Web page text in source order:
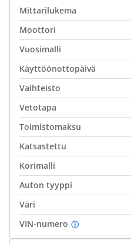
Mittarilukema
Moottori
Vuosimalli
Käyttöönottopäivä
Vaihteisto
Vetotapa
Toimistomaksu
Katsastettu
Korimalli
Auton tyyppi
Väri
VIN-numero